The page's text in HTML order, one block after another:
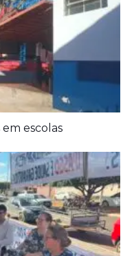
após acordo